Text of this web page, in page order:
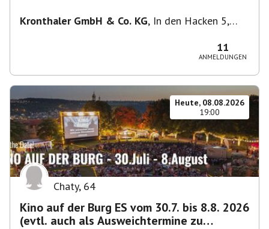
Kronthaler GmbH & Co. KG, In den Hacken 5,
11
ANMELDUNGEN
Heute, 08.08.2026
19:00
Chaty, 64
Kino auf der Burg ES vom 30.7. bis 8.8. 2026
(evtl. auch als Ausweichtermine zu